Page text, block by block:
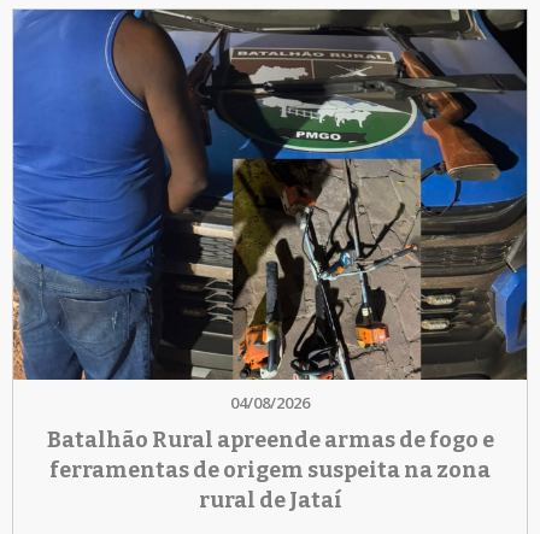
04/08/2026
Batalhão Rural apreende armas de fogo e
ferramentas de origem suspeita na zona
rural de Jataí